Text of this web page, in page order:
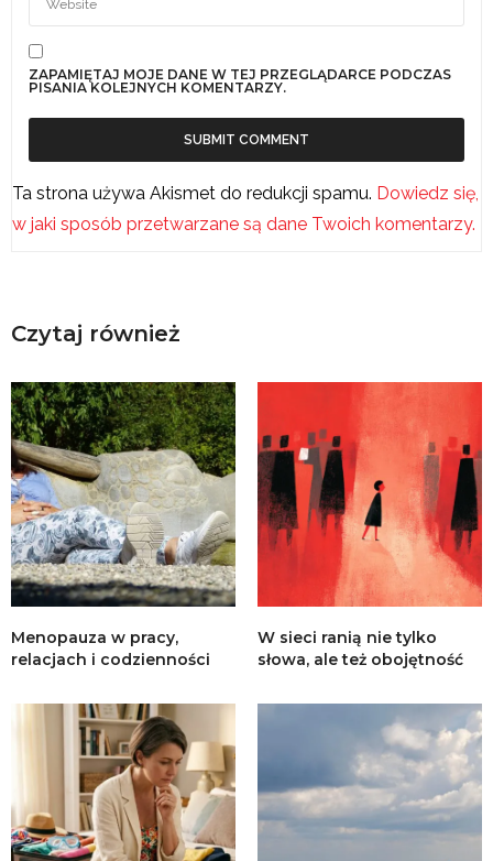
ZAPAMIĘTAJ MOJE DANE W TEJ PRZEGLĄDARCE PODCZAS
PISANIA KOLEJNYCH KOMENTARZY.
Ta strona używa Akismet do redukcji spamu. Dowiedz się,
w jaki sposób przetwarzane są dane Twoich komentarzy.
Czytaj również
Menopauza w pracy,
relacjach i codzienności
W sieci ranią nie tylko
słowa, ale też obojętność